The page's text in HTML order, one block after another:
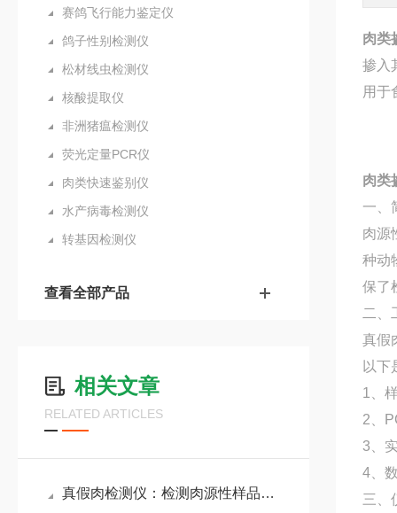
赛鸽飞行能力鉴定仪
鸽子性别检测仪
松材线虫检测仪
核酸提取仪
非洲猪瘟检测仪
荧光定量PCR仪
肉类快速鉴别仪
水产病毒检测仪
转基因检测仪
查看全部产品
相关文章
RELATED ARTICLES
真假肉检测仪：检测肉源性样品中的DNA成分，确保所食用的肉类真实可靠
肉类
掺入
用于
肉类
一、
肉源
种动
保了
二、
真假
以下
1、
2、
3、
4、
三、